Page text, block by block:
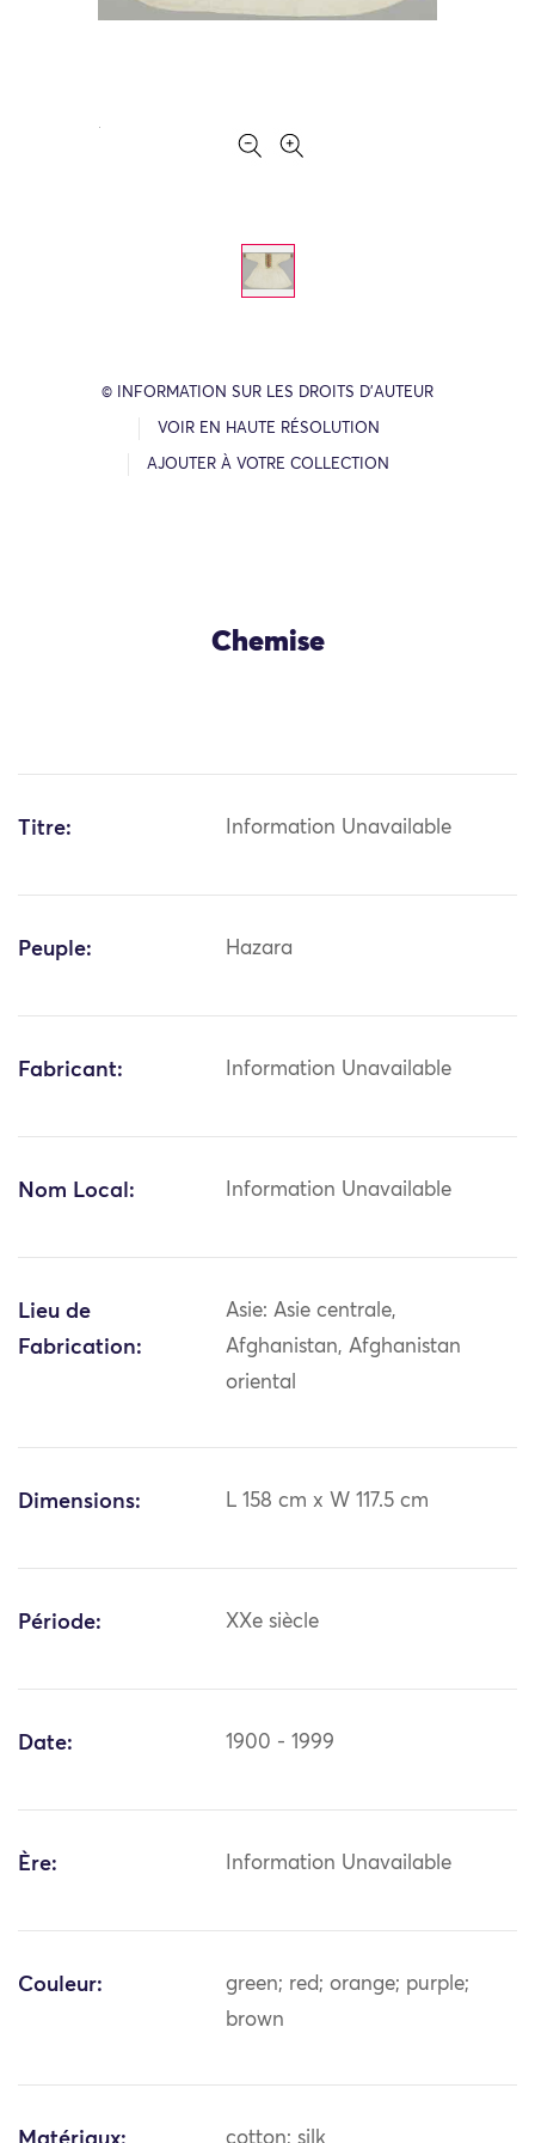
© INFORMATION SUR LES DROITS D’AUTEUR
VOIR EN HAUTE RÉSOLUTION
AJOUTER À VOTRE COLLECTION
Chemise
Titre: Information Unavailable
Peuple: Hazara
Fabricant: Information Unavailable
Nom Local: Information Unavailable
Lieu de
Fabrication:
Asie: Asie centrale,
Afghanistan, Afghanistan
oriental
Dimensions: L 158 cm x W 117.5 cm
Période: XXe siècle
Date: 1900 - 1999
Ère: Information Unavailable
Couleur:
green; red; orange; purple;
brown